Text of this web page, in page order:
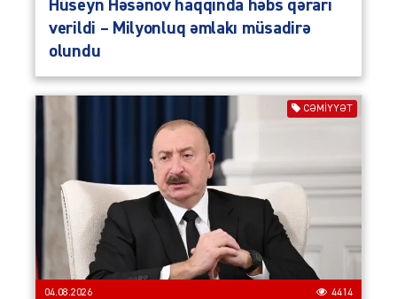
Hüseyn Həsənov haqqında həbs qərarı
verildi – Milyonluq əmlakı müsadirə
olundu
CƏMIYYƏT
04.08.2026 4414